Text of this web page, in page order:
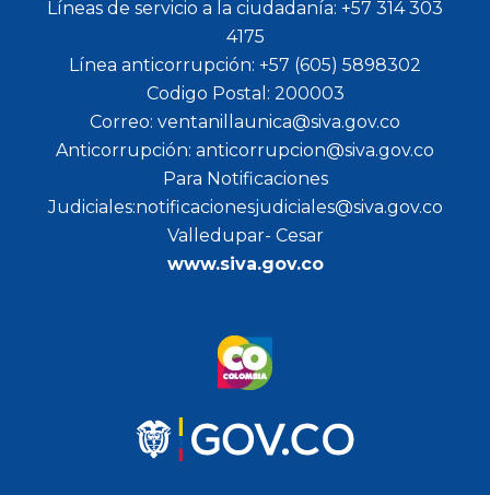
Líneas de servicio a la ciudadanía: +57 314 303
4175
Línea anticorrupción: +57 (605) 5898302
Codigo Postal: 200003
Correo: ventanillaunica@siva.gov.co
Anticorrupción: anticorrupcion@siva.gov.co
Para Notificaciones
Judiciales:notificacionesjudiciales@siva.gov.co
Valledupar- Cesar
www.siva.gov.co